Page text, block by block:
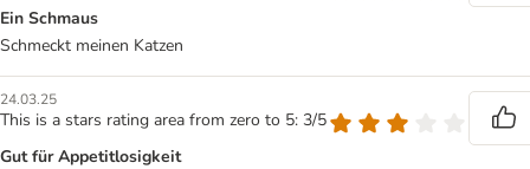
Ein Schmaus
Schmeckt meinen Katzen
24.03.25
This is a stars rating area from zero to 5: 3/5
Gut für Appetitlosigkeit